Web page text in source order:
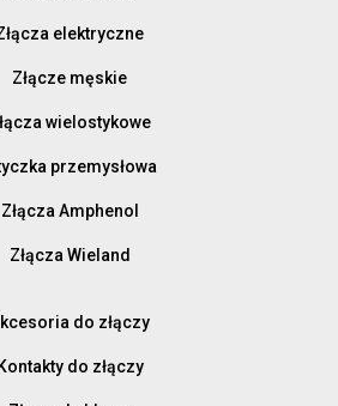
elektryczne
Złącze męskie
wielostykowe
przemysłowa
Złącza Amphenol
Złącza Wieland
do złączy
do złączy